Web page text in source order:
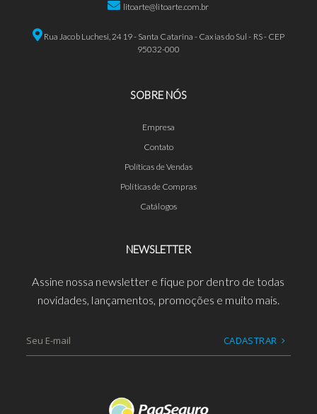
litoarte@litoarte.com.br
Rua Jacob Luchesi, 2419 - Santa Catarina - Caxias do Sul - RS - CEP
95032-000
SOBRE NÓS
Empresa
Contato
Políticas de Vendas
Políticas de Compras
Catálogos
NEWSLETTER
Assine nossa newsletter e fique por dentro de todas
novidades, lançamentos, promoções e muito mais.
CADASTRAR